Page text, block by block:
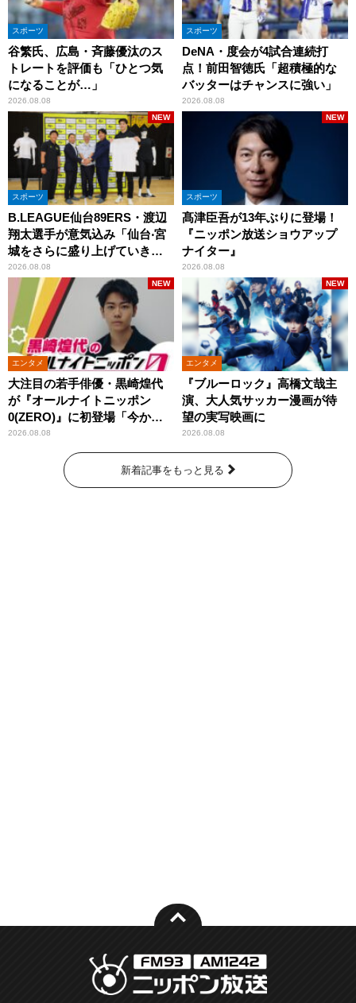
スポーツ
谷繁氏、広島・斉藤優汰のス
トレートを評価も「ひとつ気
になることが…」
2026.08.08
スポーツ
DeNA・度会が4試合連続打
点！前田智徳氏「超積極的な
バッターはチャンスに強い」
2026.08.08
スポーツ
B.LEAGUE仙台89ERS・渡辺
翔太選手が意気込み「仙台‧宮
城をさらに盛り上げていきた
いです」
2026.08.08
NEW
スポーツ
髙津臣吾が13年ぶりに登場！
『ニッポン放送ショウアップ
ナイター』
2026.08.08
NEW
エンタメ
大注目の若手俳優・黒崎煌代
が『オールナイトニッポン
0(ZERO)』に初登場「今から
とてもワクワクしておりま
2026.08.08
NEW
エンタメ
『ブルーロック』高橋文哉主
演、大人気サッカー漫画が待
望の実写映画に
2026.08.08
NEW
新着記事をもっと見る